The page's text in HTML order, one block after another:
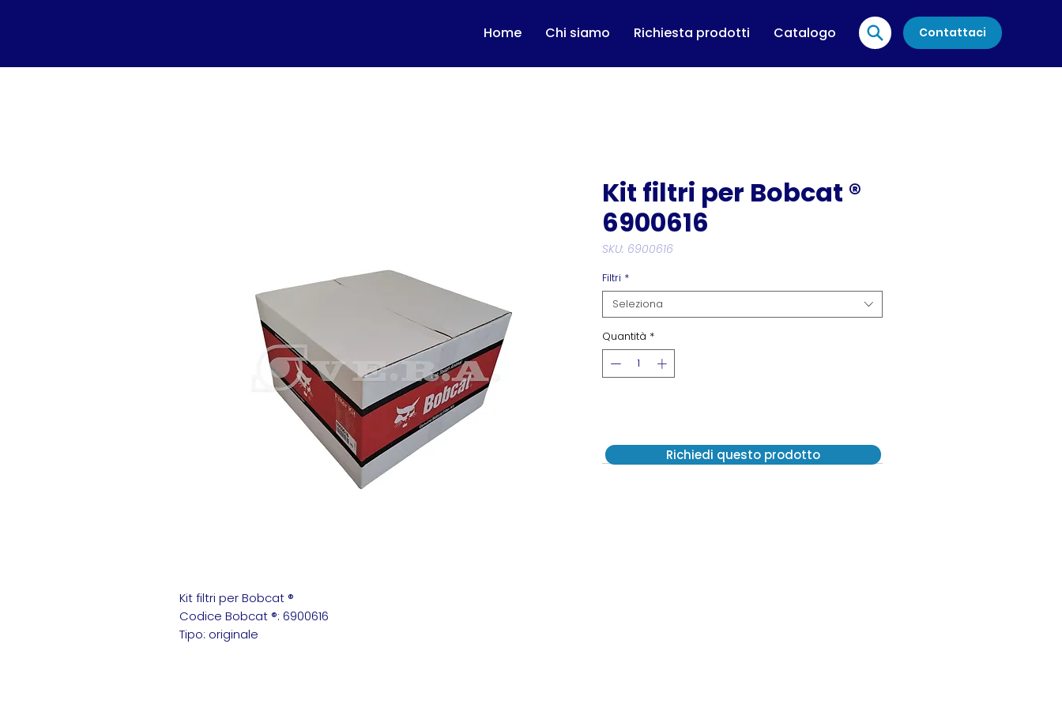
Home Chi siamo Richiesta prodotti Catalogo Contattaci
Kit filtri per Bobcat ®
Codice Bobcat ®: 6900616
Tipo: originale
Kit filtri per Bobcat ®
6900616
SKU: 6900616
Filtri *
Seleziona
Quantità *
Richiedi questo prodotto